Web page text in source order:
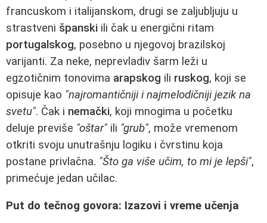
francuskom i italijanskom, drugi se zaljubljuju u
strastveni španski ili čak u energični ritam
portugalskog, posebno u njegovoj brazilskoj
varijanti. Za neke, neprevladiv šarm leži u
egzotičnim tonovima arapskog ili ruskog, koji se
opisuje kao "najromantičniji i najmelodičniji jezik na
svetu". Čak i nemački, koji mnogima u početku
deluje previše "oštar" ili "grub", može vremenom
otkriti svoju unutrašnju logiku i čvrstinu koja
postane privlačna. "Što ga više učim, to mi je lepši",
primećuje jedan učilac.
Put do tečnog govora: Izazovi i vreme učenja